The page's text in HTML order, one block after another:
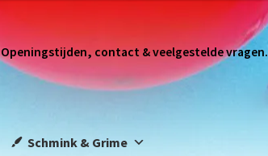
Openingstijden, contact & veelgestelde vragen.
Schmink & Grime